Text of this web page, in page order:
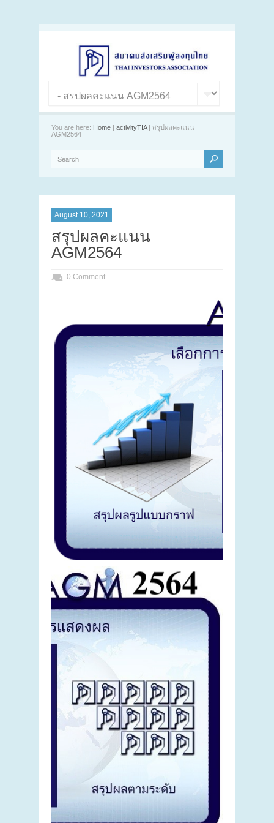
You are here: Home | activityTIA| สรุปผลคะแนน
AGM2564
August 10, 2021
สรุปผลคะแนน
AGM2564
0 Comment